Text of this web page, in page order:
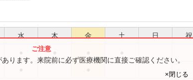
水 木 金 土 日 祝
ります。来院前に必ず医療機関に直接ご確認ください。
×閉じる